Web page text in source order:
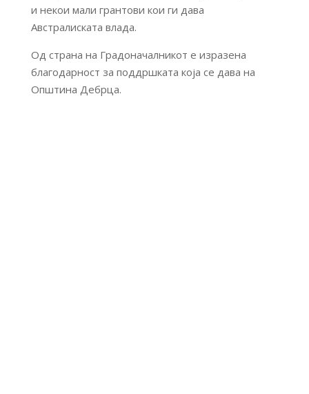
и некои мали грантови кои ги дава
Австралиската влада.
Од страна на Градоначалникот е изразена
благодарност за поддршката која се дава на
Општина Дебрца.